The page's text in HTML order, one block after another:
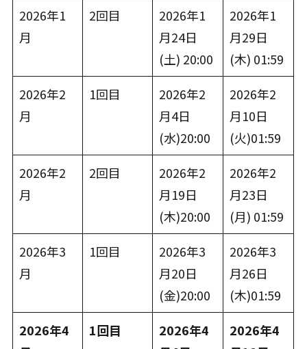
2026年1
月
2回目
2026年1
月24日
(土) 20:00
2026年1
月29日
(木) 01:59
2026年2
月
1回目
2026年2
月4日
(水)20:00
2026年2
月10日
(火)01:59
2026年2
月
2回目
2026年2
月19日
(木)20:00
2026年2
月23日
(月) 01:59
2026年3
月
1回目
2026年3
月20日
(金)20:00
2026年3
月26日
(木)01:59
2026年4
1回目
2026年4
2026年4